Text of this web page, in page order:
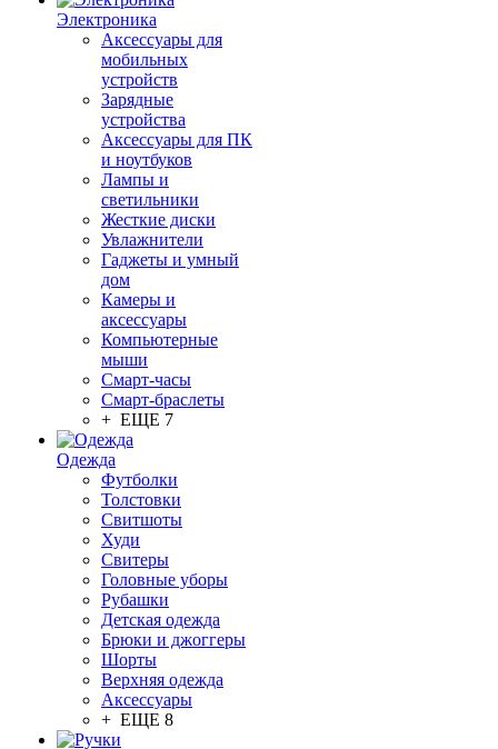
Электроника
Аксессуары для
мобильных
устройств
Зарядные
устройства
Аксессуары для ПК
и ноутбуков
Лампы и
светильники
Жесткие диски
Увлажнители
Гаджеты и умный
дом
Камеры и
аксессуары
Компьютерные
мыши
Смарт-часы
Смарт-браслеты
+ ЕЩЕ 7
Одежда
Футболки
Толстовки
Свитшоты
Худи
Свитеры
Головные уборы
Рубашки
Детская одежда
Брюки и джоггеры
Шорты
Верхняя одежда
Аксессуары
+ ЕЩЕ 8